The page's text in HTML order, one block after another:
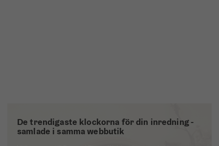
De trendigaste klockorna för din inredning -
samlade i samma webbutik